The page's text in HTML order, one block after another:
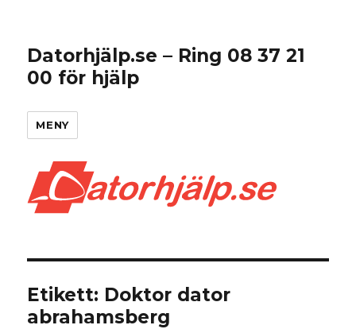
Datorhjälp.se – Ring 08 37 21
00 för hjälp
MENY
Etikett: Doktor dator
abrahamsberg